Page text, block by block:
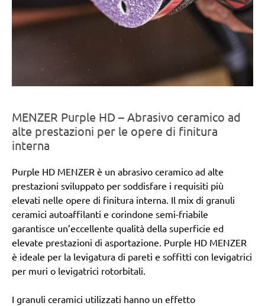
MENZER Purple HD – Abrasivo ceramico ad
alte prestazioni per le opere di finitura
interna
Purple HD MENZER è un abrasivo ceramico ad alte
prestazioni sviluppato per soddisfare i requisiti più
elevati nelle opere di finitura interna. Il mix di granuli
ceramici autoaffilanti e corindone semi-friabile
garantisce un’eccellente qualità della superficie ed
elevate prestazioni di asportazione. Purple HD MENZER
è ideale per la levigatura di pareti e soffitti con levigatrici
per muri o levigatrici rotorbitali.
I granuli ceramici utilizzati hanno un effetto